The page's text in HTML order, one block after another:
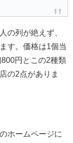
の列が絶えず、
す。価格は1個当
円とこの2種類
の2点がありま
ホームページに